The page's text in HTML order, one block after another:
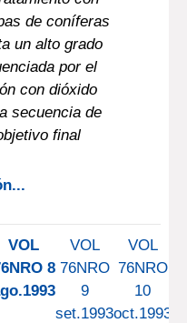
de coníferas
un alto grado
por el
con dióxido
secuencia de
final
VOL
8
VOL
76NRO
9
set.1993
VOL
76NRO
10
oct.1993